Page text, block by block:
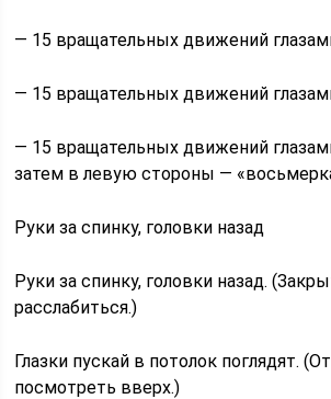
— 15 вращательных движений
— 15 вращательных движений
— 15 вращательных движений
затем в левую стороны —
Руки за спинку, головки назад
Руки за спинку, головки назад.
расслабиться.)
Глазки пускай в потолок поглядят.
посмотреть вверх.)